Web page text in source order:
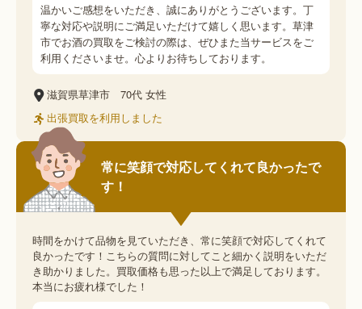
温かいご感想をいただき、誠にありがとうございます。丁
寧な対応や説明にご満足いただけて嬉しく思います。草津
市でお酒の買取をご検討の際は、ぜひまた当サービスをご
利用くださいませ。心よりお待ちしております。
滋賀県草津市 70代 女性
出張買取を利用しました
常に笑顔で対応してくれて良かったで
す！
時間をかけて品物を見ていただき、常に笑顔で対応してくれて
良かったです！こちらの質問に対してこと細かく説明をいただ
き助かりました。買取価格も思った以上で満足しております。
本当にお疲れ様でした！